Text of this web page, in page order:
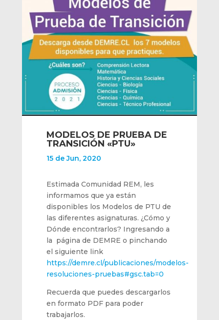
MODELOS DE PRUEBA DE
TRANSICIÓN «PTU»
15 de Jun, 2020
Estimada Comunidad REM, les
informamos que ya están
disponibles los Modelos de PTU de
las diferentes asignaturas. ¿Cómo y
Dónde encontrarlos? Ingresando a
la página de DEMRE o pinchando
el siguiente link
https://demre.cl/publicaciones/modelos-
resoluciones-pruebas#gsc.tab=0
Recuerda que puedes descargarlos
en formato PDF para poder
trabajarlos.